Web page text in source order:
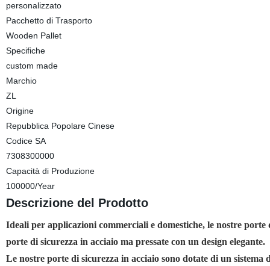
personalizzato
Pacchetto di Trasporto
Wooden Pallet
Specifiche
custom made
Marchio
ZL
Origine
Repubblica Popolare Cinese
Codice SA
7308300000
Capacità di Produzione
100000/Year
Descrizione del Prodotto
Ideali per applicazioni commerciali e domestiche, le nostre porte
porte di sicurezza in acciaio ma pressate con un design elegante.
Le nostre porte di sicurezza in acciaio sono dotate di un